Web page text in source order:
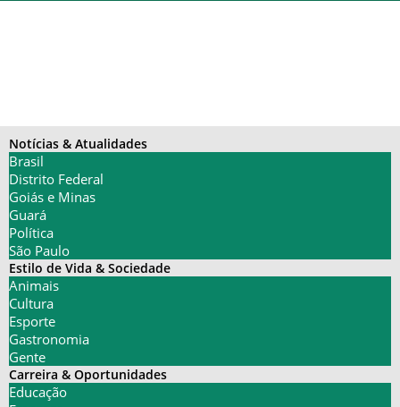
Notícias & Atualidades
Brasil
Distrito Federal
Goiás e Minas
Guará
Política
São Paulo
Estilo de Vida & Sociedade
Animais
Cultura
Esporte
Gastronomia
Gente
Carreira & Oportunidades
Educação